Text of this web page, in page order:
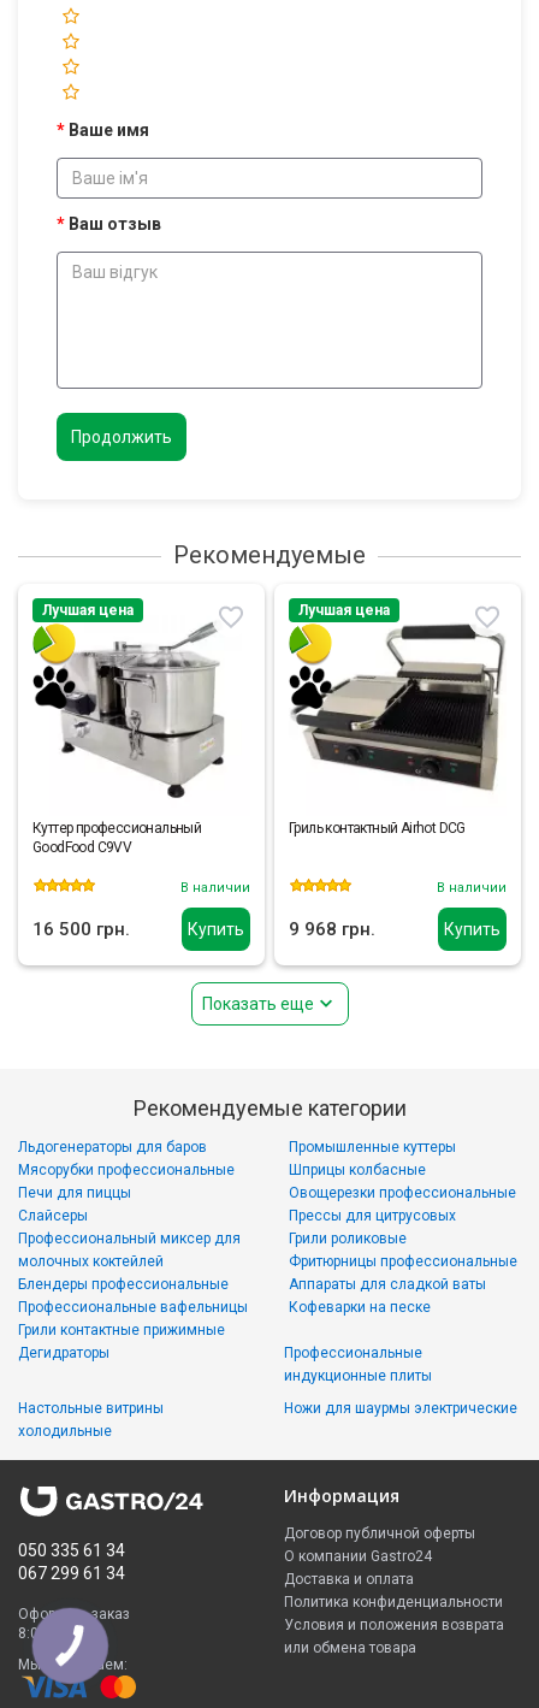
Ваше имя
Ваш отзыв
Продолжить
Рекомендуемые
Купить
Лучшая цена
Куттер профессиональный
GoodFood C9VV
В наличии
16 500 грн. Купить
Лучшая цена
Гриль контактный Airhot DCG
В наличии
9 968 грн.
Показать еще
Рекомендуемые категории
Льдогенераторы для баров
Мясорубки профессиональные
Печи для пиццы
Слайсеры
Промышленные куттеры
Шприцы колбасные
Овощерезки профессиональные
Прессы для цитрусовых
Профессиональный миксер для
молочных коктейлей
Блендеры профессиональные
Профессиональные вафельницы
Грили контактные прижимные
Грили роликовые
Фритюрницы профессиональные
Аппараты для сладкой ваты
Кофеварки на песке
Дегидраторы
Настольные витрины
холодильные
Профессиональные
индукционные плиты
Ножи для шаурмы электрические
050 335 61 34
067 299 61 34
Оформить заказ
8:00 - 23:00
Мы принимаем:
Информация
Договор публичной оферты
О компании Gastro24
Доставка и оплата
Политика конфиденциальности
Условия и положения возврата
или обмена товара
КНОПКА
ЗВ'ЯЗКУ